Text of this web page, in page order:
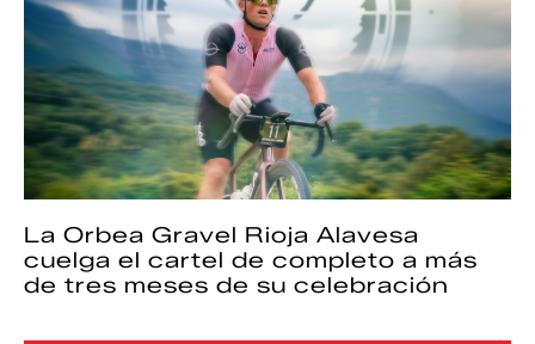
La Orbea Gravel Rioja Alavesa
cuelga el cartel de completo a más
de tres meses de su celebración